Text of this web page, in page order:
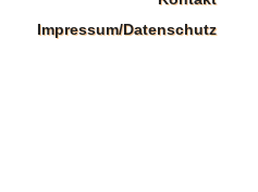
Impressum/Datenschutz